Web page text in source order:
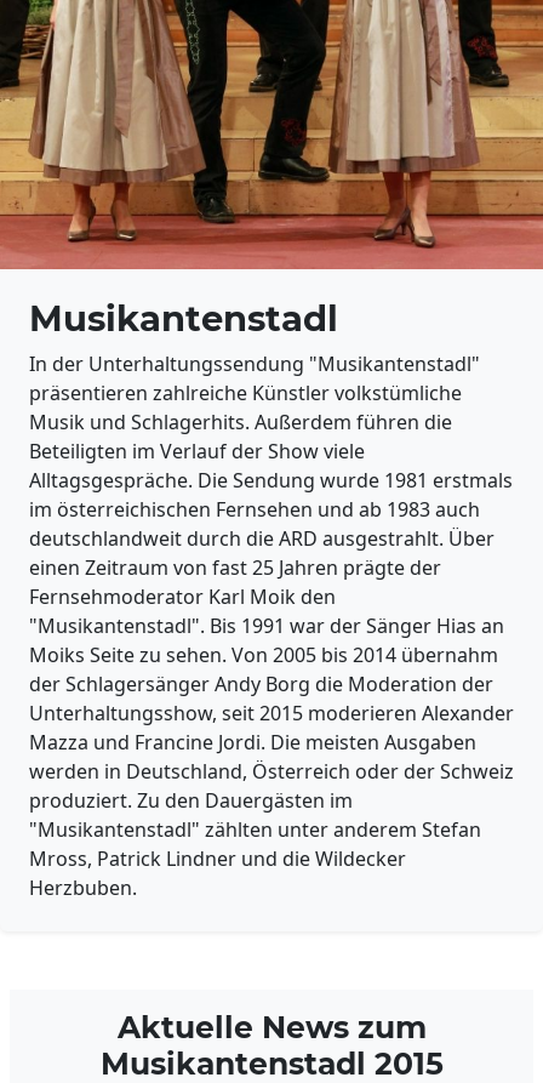
Musikantenstadl
In der Unterhaltungssendung "Musikantenstadl"
präsentieren zahlreiche Künstler volkstümliche
Musik und Schlagerhits. Außerdem führen die
Beteiligten im Verlauf der Show viele
Alltagsgespräche. Die Sendung wurde 1981 erstmals
im österreichischen Fernsehen und ab 1983 auch
deutschlandweit durch die ARD ausgestrahlt. Über
einen Zeitraum von fast 25 Jahren prägte der
Fernsehmoderator Karl Moik den
"Musikantenstadl". Bis 1991 war der Sänger Hias an
Moiks Seite zu sehen. Von 2005 bis 2014 übernahm
der Schlagersänger Andy Borg die Moderation der
Unterhaltungsshow, seit 2015 moderieren Alexander
Mazza und Francine Jordi. Die meisten Ausgaben
werden in Deutschland, Österreich oder der Schweiz
produziert. Zu den Dauergästen im
"Musikantenstadl" zählten unter anderem Stefan
Mross, Patrick Lindner und die Wildecker
Herzbuben.
Aktuelle News zum
Musikantenstadl 2015